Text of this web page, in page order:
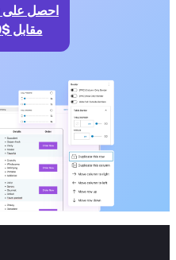
مقابل $49 فقط!